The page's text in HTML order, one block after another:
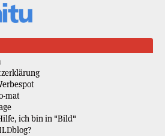
mat
ich bin in "Bild"